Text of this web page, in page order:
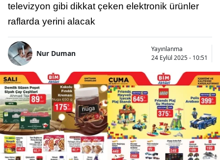
televizyon gibi dikkat çeken elektronik ürünler
raflarda yerini alacak
Nur Duman
Yayınlanma
24 Eylül 2025 - 10:51